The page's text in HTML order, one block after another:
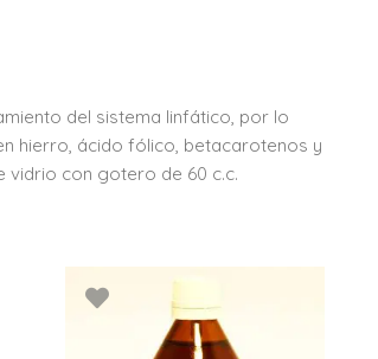
del sistema linfático, por lo
hierro, ácido fólico, betacarotenos y
vidrio con gotero de 60 c.c.